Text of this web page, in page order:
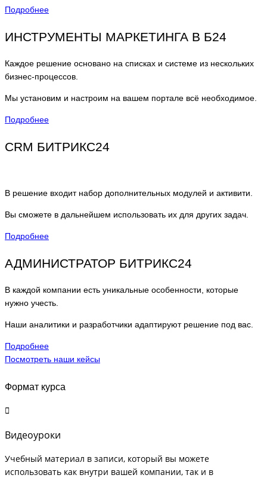
Подробнее
ИНСТРУМЕНТЫ МАРКЕТИНГА В Б24
Каждое решение основано на списках и системе из нескольких
бизнес-процессов.
Мы установим и настроим на вашем портале всё необходимое.
Подробнее
CRM БИТРИКС24
В решение входит набор дополнительных модулей и активити.
Вы сможете в дальнейшем использовать их для других задач.
Подробнее
АДМИНИСТРАТОР БИТРИКС24
В каждой компании есть уникальные особенности, которые
нужно учесть.
Наши аналитики и разработчики адаптируют решение под вас.
Подробнее
Посмотреть наши кейсы
Формат курса
Видеоуроки
Учебный материал в записи, который вы можете
использовать как внутри вашей компании, так и в